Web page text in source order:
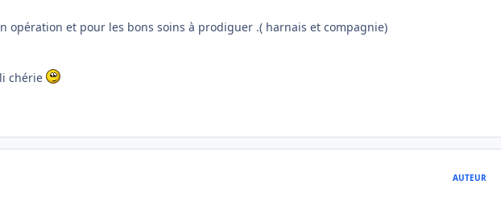
opération et pour les bons soins à prodiguer .( harnais et compagnie)
chérie
AUTEUR